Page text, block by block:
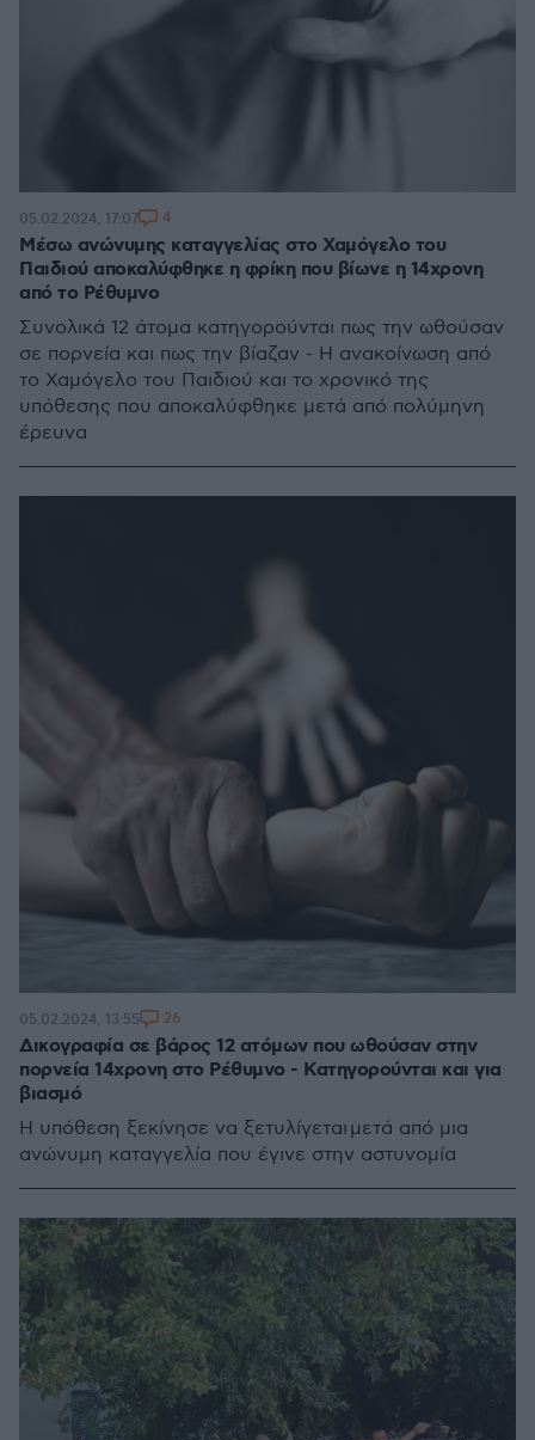
Μέσω ανώνυμης καταγγελίας στο Χαμόγελο του
Παιδιού αποκαλύφθηκε η φρίκη που βίωνε η 14χρονη
από το Ρέθυμνο
Συνολικά 12 άτομα κατηγορούνται πως την ωθούσαν
σε πορνεία και πως την βίαζαν - Η ανακοίνωση από
το Χαμόγελο του Παιδιού και το χρονικό της
υπόθεσης που αποκαλύφθηκε μετά από πολύμηνη
έρευνα
05.02.2024, 17:07 4
Δικογραφία σε βάρος 12 ατόμων που ωθούσαν στην
πορνεία 14χρονη στο Ρέθυμνο - Κατηγορούνται και για
βιασμό
Η υπόθεση ξεκίνησε να ξετυλίγεται μετά από μια
ανώνυμη καταγγελία που έγινε στην αστυνομία
05.02.2024, 13:55 26